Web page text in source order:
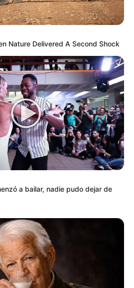
Nature Delivered A Second Shock
a bailar, nadie pudo dejar de